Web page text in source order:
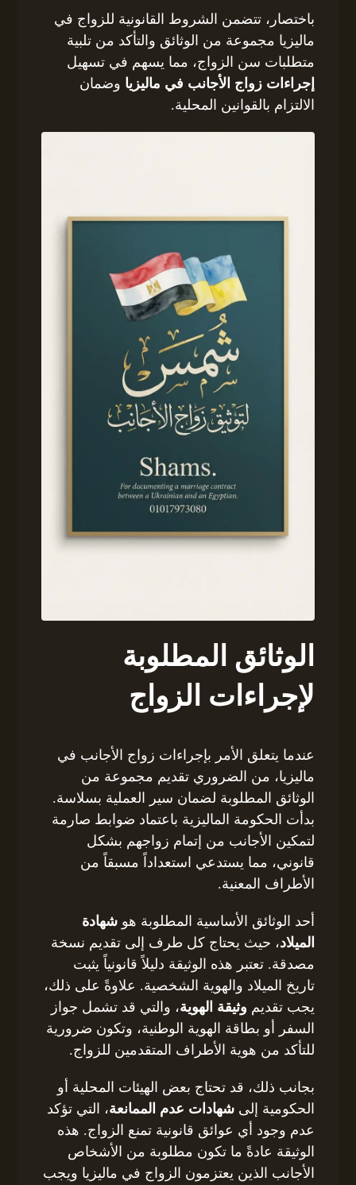
باختصار، تتضمن الشروط القانونية للزواج في
ماليزيا مجموعة من الوثائق والتأكد من تلبية
متطلبات سن الزواج، مما يسهم في تسهيل
إجراءات زواج الأجانب في ماليزيا وضمان
الالتزام بالقوانين المحلية.
الوثائق المطلوبة
لإجراءات الزواج
عندما يتعلق الأمر بإجراءات زواج الأجانب في
ماليزيا، من الضروري تقديم مجموعة من
الوثائق المطلوبة لضمان سير العملية بسلاسة.
بدأت الحكومة الماليزية باعتماد ضوابط صارمة
لتمكين الأجانب من إتمام زواجهم بشكل
قانوني، مما يستدعي استعداداً مسبقاً من
الأطراف المعنية.
أحد الوثائق الأساسية المطلوبة هوشهادة
الميلاد، حيث يحتاج كل طرف إلى تقديم نسخة
مصدقة. تعتبر هذه الوثيقة دليلاً قانونياً يثبت
تاريخ الميلاد والهوية الشخصية. علاوةً على ذلك،
يجب تقديم وثيقة الهوية، والتي قد تشمل جواز
السفر أو بطاقة الهوية الوطنية، وتكون ضرورية
للتأكد من هوية الأطراف المتقدمين للزواج.
بجانب ذلك، قد تحتاج بعض الهيئات المحلية أو
الحكومية إلىشهادات عدم الممانعة، التي تؤكد
عدم وجود أي عوائق قانونية تمنع الزواج. هذه
الوثيقة عادةً ما تكون مطلوبة من الأشخاص
الأجانب الذين يعتزمون الزواج في ماليزيا ويجب